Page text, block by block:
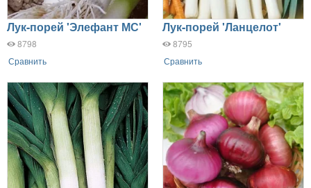
Лук-порей 'Элефант МС'
8798
Сравнить
Лук-порей 'Ланцелот'
8795
Сравнить